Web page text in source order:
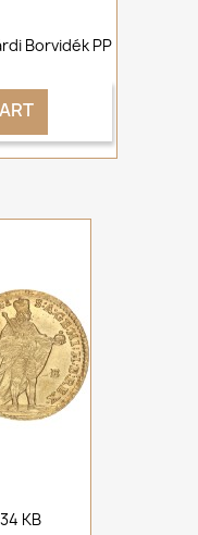
Borvidék PP
KB